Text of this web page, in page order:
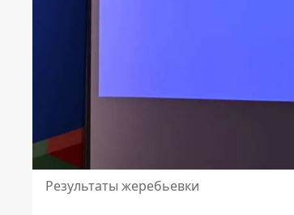
Результаты жеребьевки